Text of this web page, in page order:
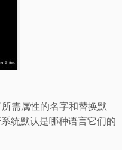
需属性的名字和替换默
统默认是哪种语言它们的